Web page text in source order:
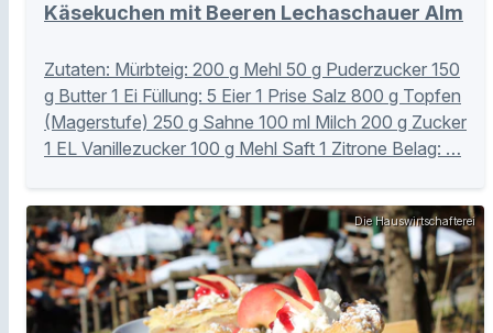
Käsekuchen mit Beeren Lechaschauer Alm
Zutaten: Mürbteig: 200 g Mehl 50 g Puderzucker 150
g Butter 1 Ei Füllung: 5 Eier 1 Prise Salz 800 g Topfen
(Magerstufe) 250 g Sahne 100 ml Milch 200 g Zucker
1 EL Vanillezucker 100 g Mehl Saft 1 Zitrone Belag: …
Die Hauswirtschafterei